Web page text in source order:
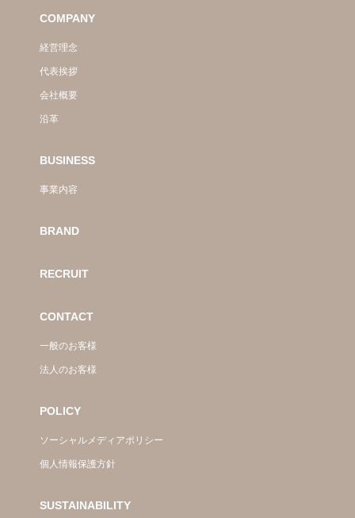
COMPANY
経営理念
代表挨拶
会社概要
沿革
BUSINESS
事業内容
BRAND
RECRUIT
CONTACT
一般のお客様
法人のお客様
POLICY
ソーシャルメディアポリシー
個人情報保護方針
SUSTAINABILITY